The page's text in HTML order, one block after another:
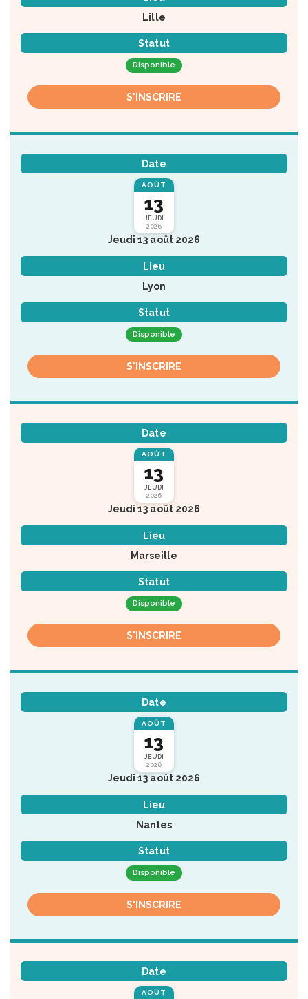
Lille
Statut
Disponible
S'INSCRIRE
Date
AOÛT
13
JEUDI
2026
Jeudi 13 août 2026
Lieu
Lyon
Statut
Disponible
S'INSCRIRE
Date
AOÛT
13
JEUDI
2026
Jeudi 13 août 2026
Lieu
Marseille
Statut
Disponible
S'INSCRIRE
Date
AOÛT
13
JEUDI
2026
Jeudi 13 août 2026
Lieu
Nantes
Statut
Disponible
S'INSCRIRE
Date
AOÛT